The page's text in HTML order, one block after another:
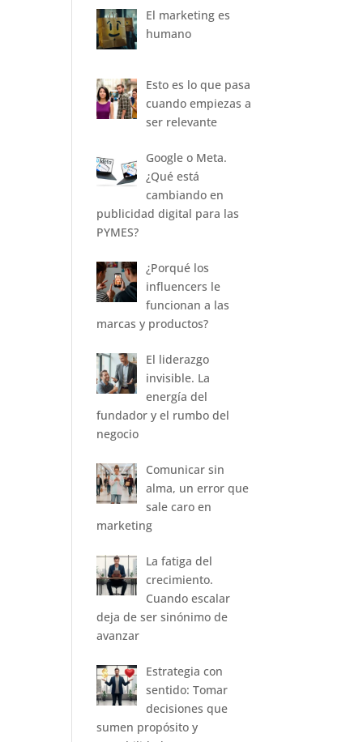
El marketing es
humano
Esto es lo que pasa
cuando empiezas a
ser relevante
Google o Meta.
¿Qué está
cambiando en
publicidad digital para las
PYMES?
¿Porqué los
influencers le
funcionan a las
marcas y productos?
El liderazgo
invisible. La
energía del
fundador y el rumbo del
negocio
Comunicar sin
alma, un error que
sale caro en
marketing
La fatiga del
crecimiento.
Cuando escalar
deja de ser sinónimo de
avanzar
Estrategia con
sentido: Tomar
decisiones que
sumen propósito y